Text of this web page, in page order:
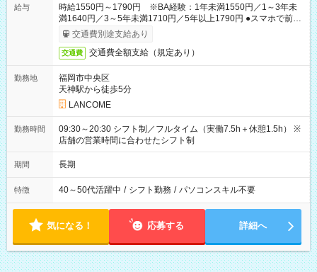
給与
時給1550円～1790円 ※BA経験：1年未満1550円／1～3年未
満1640円／3～5年未満1710円／5年以上1790円 ●スマホで前払
いOK（※上限、条件あり）
交通費別途支給あり
交通費 交通費全額支給（規定あり）
勤務地
福岡市中央区
天神駅から徒歩5分
LANCOME
勤務時間
09:30～20:30 シフト制／フルタイム（実働7.5h＋休憩1.5h） ※
店舗の営業時間に合わせたシフト制
期間 長期
特徴 40～50代活躍中 / シフト勤務 / パソコンスキル不要
気になる！ 応募する 詳細へ